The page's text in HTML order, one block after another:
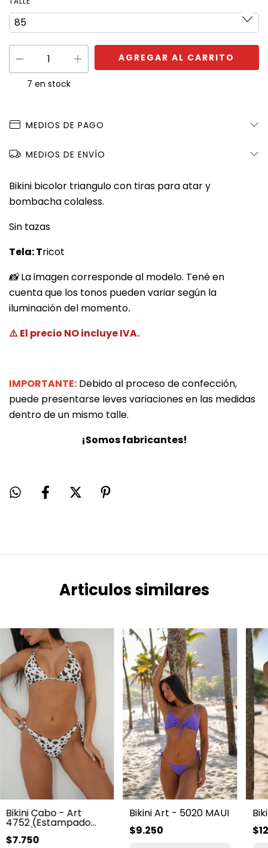
7 en stock
MEDIOS DE PAGO
MEDIOS DE ENVÍO
Bikini bicolor triangulo con tiras para atar y
bombacha colaless.
Sin tazas
Tela: Tricot
📸La imagen corresponde al modelo. Tené en
cuenta que los tonos pueden variar según la
iluminación del momento.
⚠️ El precio NO incluye IVA.
IMPORTANTE: Debido al proceso de confección,
puede presentarse leves variaciones en las medidas
dentro de un mismo talle.
¡Somos fabricantes!
Articulos similares
Bikini Cabo - Art
4752 (Estampado
Vaca)
$7.750
Bikini Art - 5020 MAUI
$9.250